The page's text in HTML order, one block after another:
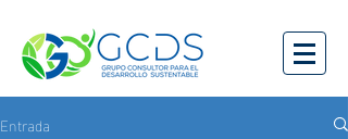
Entrada